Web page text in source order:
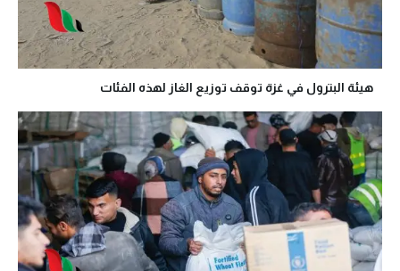
هيئة البترول في غزة توقف توزيع الغاز لهذه الفئات